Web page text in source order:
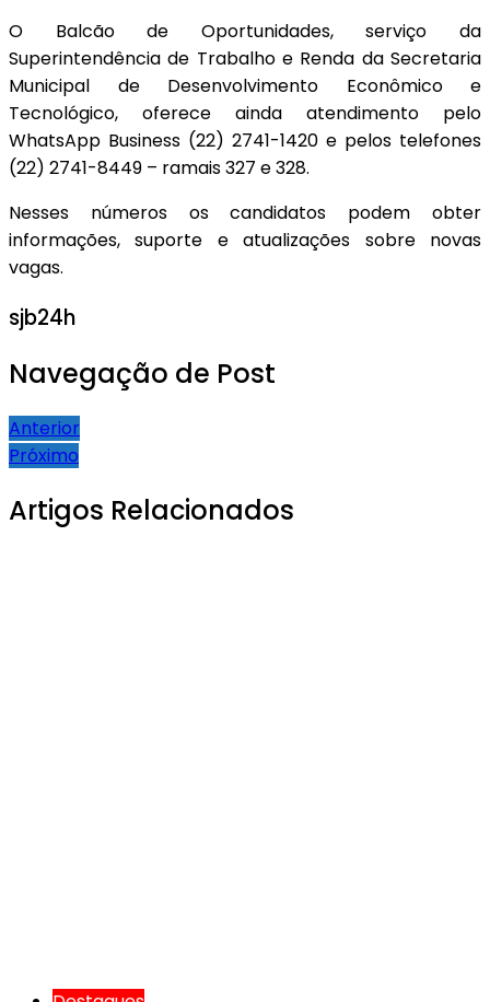
O Balcão de Oportunidades, serviço da
Superintendência de Trabalho e Renda da Secretaria
Municipal de Desenvolvimento Econômico e
Tecnológico, oferece ainda atendimento pelo
WhatsApp Business (22) 2741-1420 e pelos telefones
(22) 2741-8449 – ramais 327 e 328.
Nesses números os candidatos podem obter
informações, suporte e atualizações sobre novas
vagas.
sjb24h
Navegação de Post
Anterior
Próximo
Artigos Relacionados